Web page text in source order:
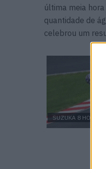
última meia
quantidade de
celebrou um
SUZUKA 8 HOURS